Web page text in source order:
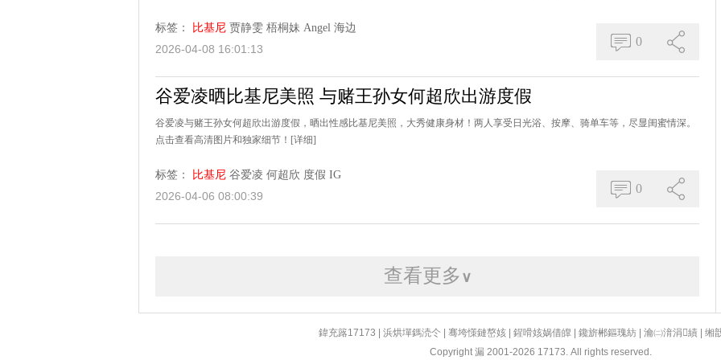
标签： 比基尼 贾静雯 梧桐妹 Angel 海边
2026-04-08 16:01:13
0
谷爱凌晒比基尼美照 与赌王孙女何超欣出游度假
谷爱凌与赌王孙女何超欣出游度假，晒出性感比基尼美照，大秀健康身材！两人享受日光浴、按摩、骑单车等，尽显闺蜜情深。
点击查看高清图片和独家细节！ [详细]
标签： 比基尼 谷爱凌 何超欣 度假 IG
2026-04-06 08:00:39
0
查看更多 ∨
鍏充簬17173 浜烘墠鎷涜仒 骞垮憡鏈嶅姟 鍟嗗姟娲借皥 鑱旂郴鏂瑰紡 瀹㈡湇涓績
缃
Copyright 漏 2001-2026 17173. All rights reserved.